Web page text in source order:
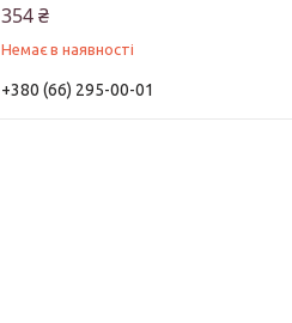
354 ₴
Немає в наявності
+380 (66) 295-00-01